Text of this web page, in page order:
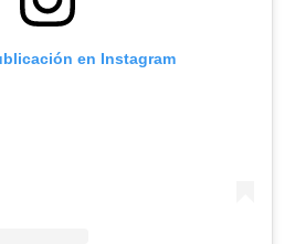
en Instagram